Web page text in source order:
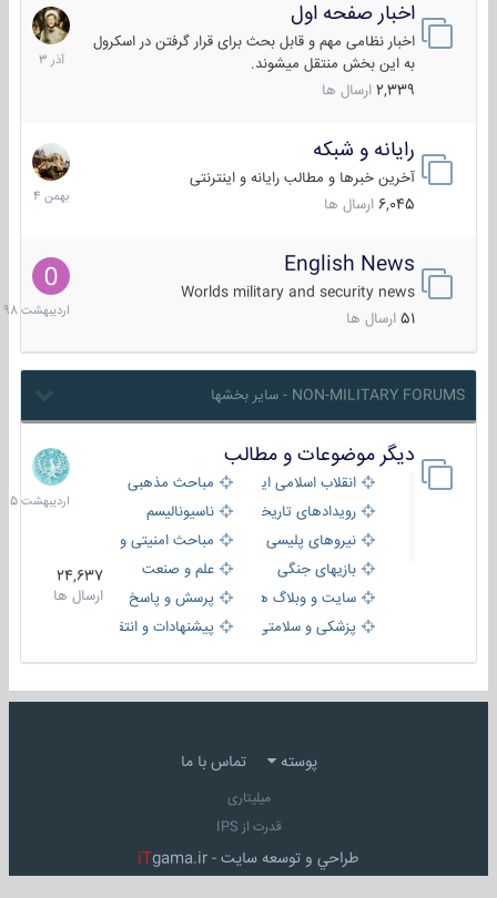
اخبار صفحه اول
اخبار نظامی مهم و قابل بحث برای قرار گرفتن در اسکرول
به این بخش منتقل میشوند.
2,339 ارسال ها
7
آذر
1403
رایانه و شبکه
آخرین خبرها و مطالب رایانه و اینترنتی
6,045 ارسال ها
30
بهمن
1404
English News
Worlds military and security news
51 ارسال ها
10
1398
NON-MILITARY FORUMS - سایر بخشها
دیگر موضوعات و مطالب
انقلاب اسلامی ایران
مباحث مذهبی
رویدادهای تاریخی و مذهبیناسیونالیسم
نیروهای پلیسی
مباحث امنیتی و اطلاعاتی
بازیهای جنگی
علم و صنعت
سایت و وبلاگ ها
پرسش و پاسخ
پزشکی و سلامتی
پیشنهادات و انتقادات
24,637
ارسال ها
8
1405
پوسته تماس با ما
میلیتاری
قدرت از IPS
طراحي و توسعه سايت - iTgama.ir